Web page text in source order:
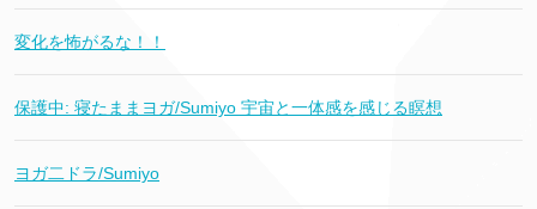
変化を怖がるな！！
保護中: 寝たままヨガ/Sumiyo 宇宙と一体感を感じる瞑想
ヨガ二ドラ/Sumiyo